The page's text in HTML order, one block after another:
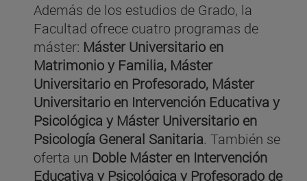
Además de los estudios de Grado, la
Facultad ofrece cuatro programas de
máster: Máster Universitario en
Matrimonio y Familia, Máster
Universitario en Profesorado, Máster
Universitario en Intervención Educativa y
Psicológica y Máster Universitario en
Psicología General Sanitaria. También se
oferta un Doble Máster en Intervención
Educativa y Psicológica y Profesorado de